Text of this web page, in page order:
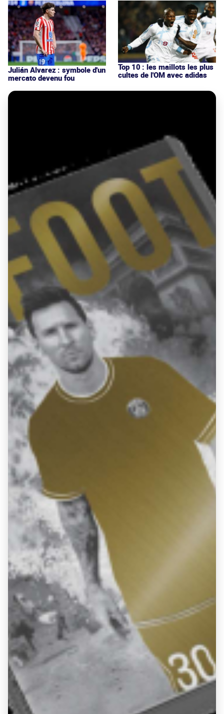
Julián Alvarez : symbole d'un
mercato devenu fou
Top 10 : les maillots les plus
cultes de l'OM avec adidas